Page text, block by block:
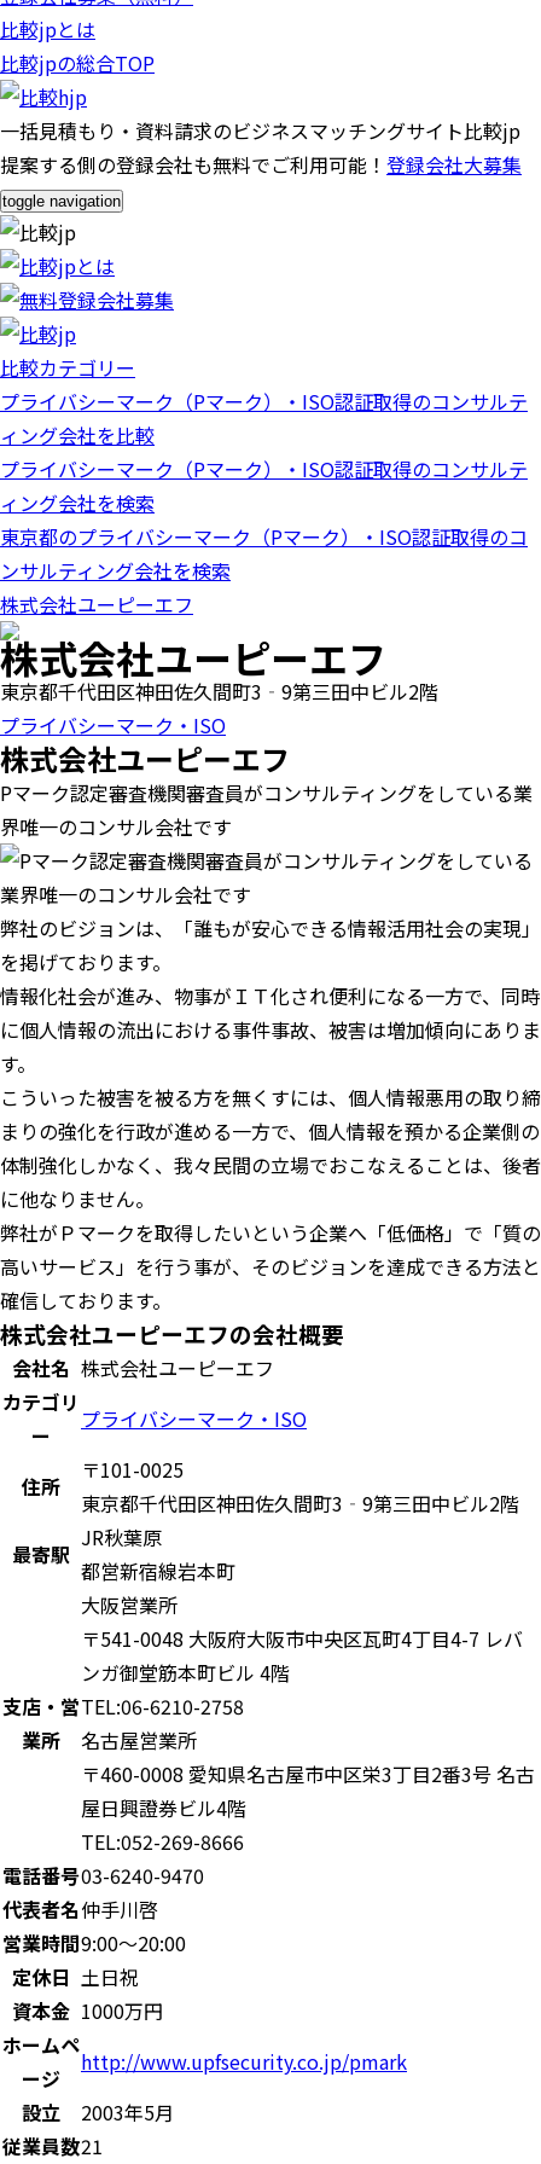
比較jpとは
比較jpの総合TOP
一括見積もり・資料請求のビジネスマッチングサイト比較jp
提案する側の登録会社も無料でご利用可能！ 登録会社大募集
toggle navigation
比較カテゴリー
プライバシーマーク（Pマーク）・ISO認証取得のコンサルテ
ィング会社を比較
プライバシーマーク（Pマーク）・ISO認証取得のコンサルテ
ィング会社を検索
東京都のプライバシーマーク（Pマーク）・ISO認証取得のコ
ンサルティング会社を検索
株式会社ユーピーエフ
株式会社ユーピーエフ
東京都千代田区神田佐久間町3‐9第三田中ビル2階
プライバシーマーク・ISO
株式会社ユーピーエフ
Pマーク認定審査機関審査員がコンサルティングをしている業
界唯一のコンサル会社です
弊社のビジョンは、「誰もが安心できる情報活用社会の実現」
を掲げております。
情報化社会が進み、物事がＩＴ化され便利になる一方で、同時
に個人情報の流出における事件事故、被害は増加傾向にありま
す。
こういった被害を被る方を無くすには、個人情報悪用の取り締
まりの強化を行政が進める一方で、個人情報を預かる企業側の
体制強化しかなく、我々民間の立場でおこなえることは、後者
に他なりません。
弊社がＰマークを取得したいという企業へ「低価格」で「質の
高いサービス」を行う事が、そのビジョンを達成できる方法と
確信しております。
株式会社ユーピーエフの会社概要
会社名 株式会社ユーピーエフ
カテゴリ
ー
プライバシーマーク・ISO
住所
〒101-0025
東京都千代田区神田佐久間町3‐9第三田中ビル2階
最寄駅
JR秋葉原
都営新宿線岩本町
支店・営
業所
大阪営業所
〒541-0048 大阪府大阪市中央区瓦町4丁目4-7 レバ
ンガ御堂筋本町ビル 4階
TEL:06-6210-2758
名古屋営業所
〒460-0008 愛知県名古屋市中区栄3丁目2番3号 名古
屋日興證券ビル4階
TEL:052-269-8666
電話番号03-6240-9470
代表者名仲手川啓
営業時間9:00～20:00
定休日 土日祝
資本金 1000万円
ホームペ
ージ
http://www.upfsecurity.co.jp/pmark
設立
2003年5月
従業員数21